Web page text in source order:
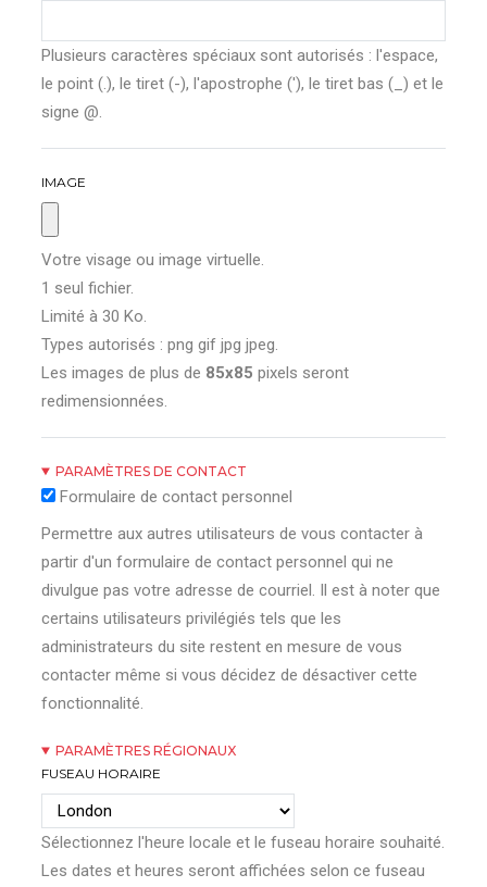
Plusieurs caractères spéciaux sont autorisés : l'espace,
le point (.), le tiret (-), l'apostrophe ('), le tiret bas (_) et le
signe @.
IMAGE
Votre visage ou image virtuelle.
1 seul fichier.
Limité à 30 Ko.
Types autorisés : png gif jpg jpeg.
Les images de plus de 85x85 pixels seront
redimensionnées.
PARAMÈTRES DE CONTACT
Formulaire de contact personnel
Permettre aux autres utilisateurs de vous contacter à
partir d'un formulaire de contact personnel qui ne
divulgue pas votre adresse de courriel. Il est à noter que
certains utilisateurs privilégiés tels que les
administrateurs du site restent en mesure de vous
contacter même si vous décidez de désactiver cette
fonctionnalité.
PARAMÈTRES RÉGIONAUX
FUSEAU HORAIRE
Sélectionnez l'heure locale et le fuseau horaire souhaité.
Les dates et heures seront affichées selon ce fuseau